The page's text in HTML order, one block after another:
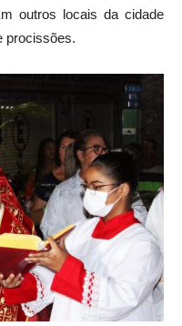
outros locais da cidade
procissões.